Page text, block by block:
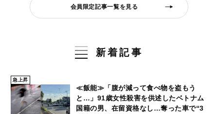
会員限定記事一覧を見る
新着記事
急上昇
≪飯能≫「腹が減って食べ物を盗もう
と…」91歳女性殺害を供述したベトナム
国籍の男、在留資格なし…奪った車で“3